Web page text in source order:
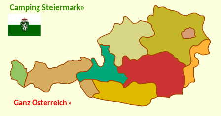
Camping Steiermark»
Ganz Österreich»